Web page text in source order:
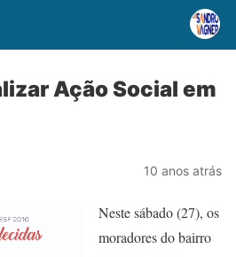
Ação Social em
10 anos atrás
Neste sábado (27), os
moradores do bairro